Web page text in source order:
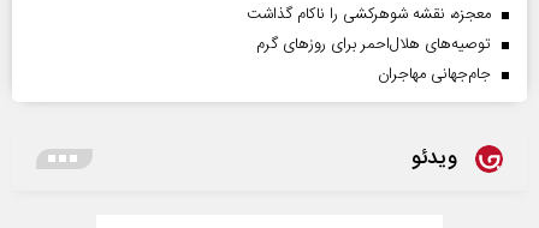
معجزه، نقشه شوهرکشی را ناکام گذاشت
توصیه‌های هلال‌احمر برای روز‌های گرم
جام‌جهانی مهاجران
ویدئو